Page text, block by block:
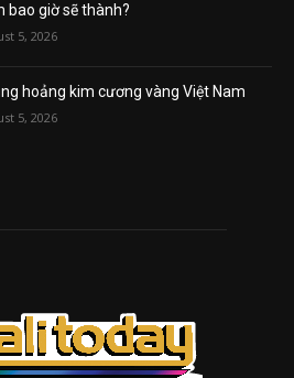
bao giờ sẽ thành?
5, 2026
hoảng kim cương vàng Việt Nam
5, 2026